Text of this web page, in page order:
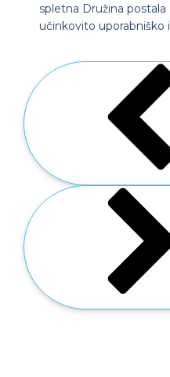
spletna Družina
učinkovito uporabniško